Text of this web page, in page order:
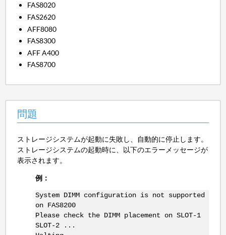
FAS8020
FAS2620
AFF8080
FAS8300
AFF A400
FAS8700
問題
ストレージシステムが起動に失敗し、自動的に停止します。
ストレージシステムの起動時に、以下のエラーメッセージが
表示されます。
例：
System DIMM configuration is not supported
on FAS8200
Please check the DIMM placement on SLOT-1
SLOT-2 ...